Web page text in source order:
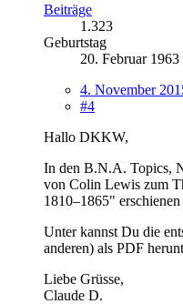
Beiträge
1.323
Geburtstag
20. Februar 1963
4. November
#4
Hallo DKKW,
In den B.N.A. Topics,
von Colin Lewis zum
1810–1865"
Unter kannst Du die
anderen) als PDF
Liebe Grüsse,
Claude D.